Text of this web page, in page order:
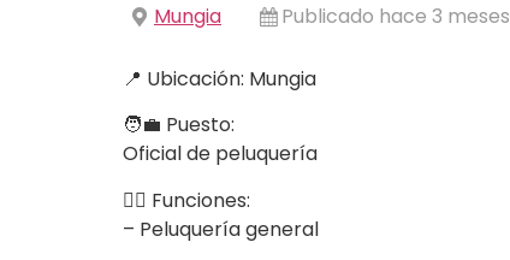
Mungia Publicado hace 3 meses
📍 Ubicación: Mungia
🧑‍💼 Puesto:
Oficial de peluquería
💇‍♀️ Funciones:
– Peluquería general